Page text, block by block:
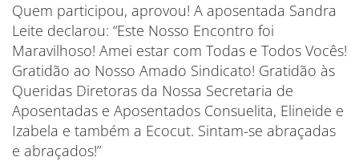
Quem participou, aprovou! A aposentada Sandra
Leite declarou: “Este Nosso Encontro foi
Maravilhoso! Amei estar com Todas e Todos Vocês!
Gratidão ao Nosso Amado Sindicato! Gratidão às
Queridas Diretoras da Nossa Secretaria de
Aposentadas e Aposentados Consuelita, Elineide e
Izabela e também a Ecocut. Sintam-se abraçadas
e abraçados!”